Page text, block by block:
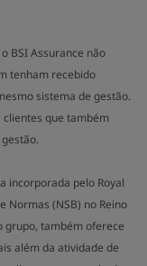
BSI Assurance não
tenham recebido
sistema de gestão.
que também
incorporada pelo Royal
Normas (NSB) no Reino
grupo, também oferece
além da atividade de